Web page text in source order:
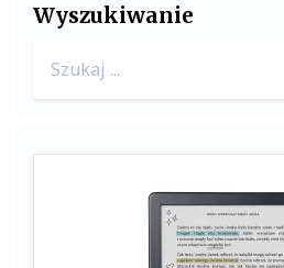
Wyszukiwanie
for: